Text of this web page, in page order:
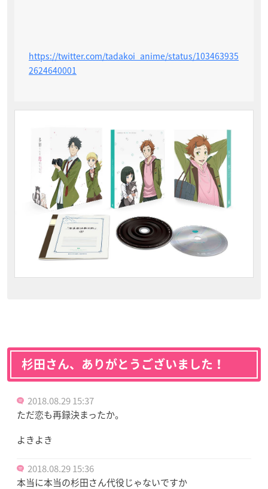
https://twitter.com/tadakoi_anime/status/103463935
2624640001
杉田さん、ありがとうございました！
2018.08.29 15:37
ただ恋も再録決まったか。
よきよき
2018.08.29 15:36
本当に本当の杉田さん代役じゃないですか